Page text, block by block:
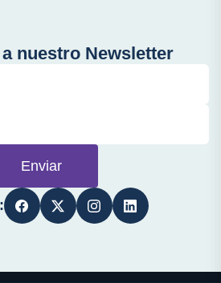
nuestro Newsletter
Enviar